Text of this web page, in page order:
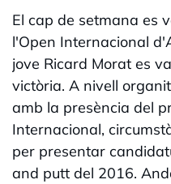
El cap de setmana es
l'Open Internacional
jove Ricard Morat es
victòria. A nivell
amb la presència del
Internacional,
per presentar
and putt del 2016.